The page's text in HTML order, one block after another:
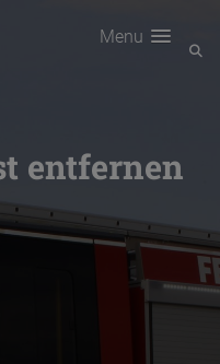
Menu
entfernen